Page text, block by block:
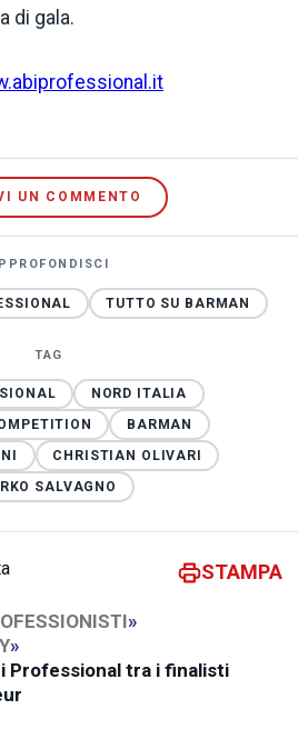
di gala.
UN COMMENTO
TUTTO SU BARMAN
TAG
NORD ITALIA
BARMAN
CHRISTIAN OLIVARI
SALVAGNO
STAMPA
»
»
Professional tra i finalisti